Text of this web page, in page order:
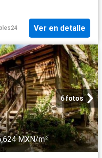
Ver en detalle
6 fotos
MXN/m²